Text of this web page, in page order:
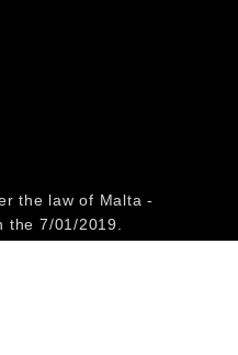
the law of Malta -
the 7/01/2019.